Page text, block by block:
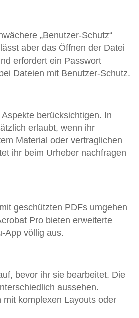
„Benutzer-Schutz“
aber das Öffnen der Datei
erfordert ein Passwort
Dateien mit Benutzer-Schutz.
berücksichtigen. In
erlaubt, wenn ihr
Material oder vertraglichen
ihr beim Urheber nachfragen
geschützten PDFs umgehen
Pro bieten erweiterte
App völlig aus.
bevor ihr sie bearbeitet. Die
aussehen.
komplexen Layouts oder